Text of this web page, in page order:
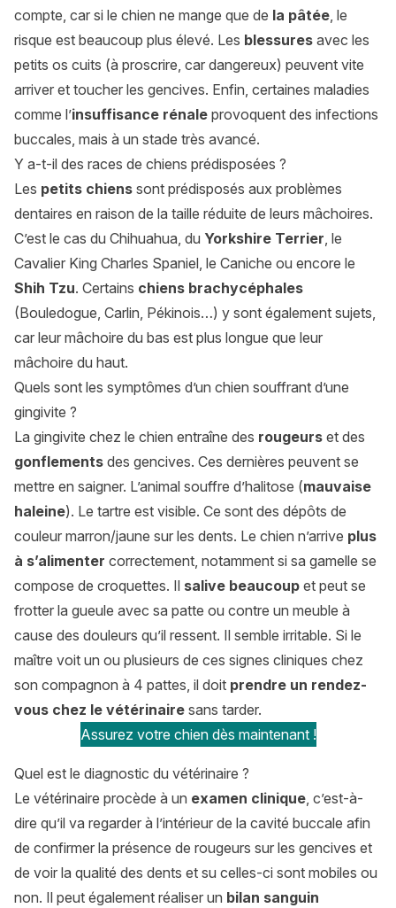
compte, car si le chien ne mange que de la pâtée, le
risque est beaucoup plus élevé. Les blessures avec les
petits os cuits (à proscrire, car dangereux) peuvent vite
arriver et toucher les gencives. Enfin, certaines maladies
comme l’insuffisance rénale provoquent des infections
buccales, mais à un stade très avancé.
Y a-t-il des races de chiens prédisposées ?
Les petits chiens sont prédisposés aux problèmes
dentaires en raison de la taille réduite de leurs mâchoires.
C’est le cas du Chihuahua, du Yorkshire Terrier, le
Cavalier King Charles Spaniel, le Caniche ou encore le
Shih Tzu. Certains chiens brachycéphales
(Bouledogue, Carlin, Pékinois…) y sont également sujets,
car leur mâchoire du bas est plus longue que leur
mâchoire du haut.
Quels sont les symptômes d’un chien souffrant d’une
gingivite ?
La gingivite chez le chien entraîne des rougeurs et des
gonflements des gencives. Ces dernières peuvent se
mettre en saigner. L’animal souffre d’halitose (mauvaise
haleine). Le tartre est visible. Ce sont des dépôts de
couleur marron/jaune sur les dents. Le chien n’arrive plus
à s’alimenter correctement, notamment si sa gamelle se
compose de croquettes. Il salive beaucoup et peut se
frotter la gueule avec sa patte ou contre un meuble à
cause des douleurs qu’il ressent. Il semble irritable. Si le
maître voit un ou plusieurs de ces signes cliniques chez
son compagnon à 4 pattes, il doit prendre un rendez-
vous chez le vétérinaire sans tarder.
Assurez votre chien dès maintenant !
Quel est le diagnostic du vétérinaire ?
Le vétérinaire procède à un examen clinique, c’est-à-
dire qu’il va regarder à l’intérieur de la cavité buccale afin
de confirmer la présence de rougeurs sur les gencives et
de voir la qualité des dents et su celles-ci sont mobiles ou
non. Il peut également réaliser un bilan sanguin